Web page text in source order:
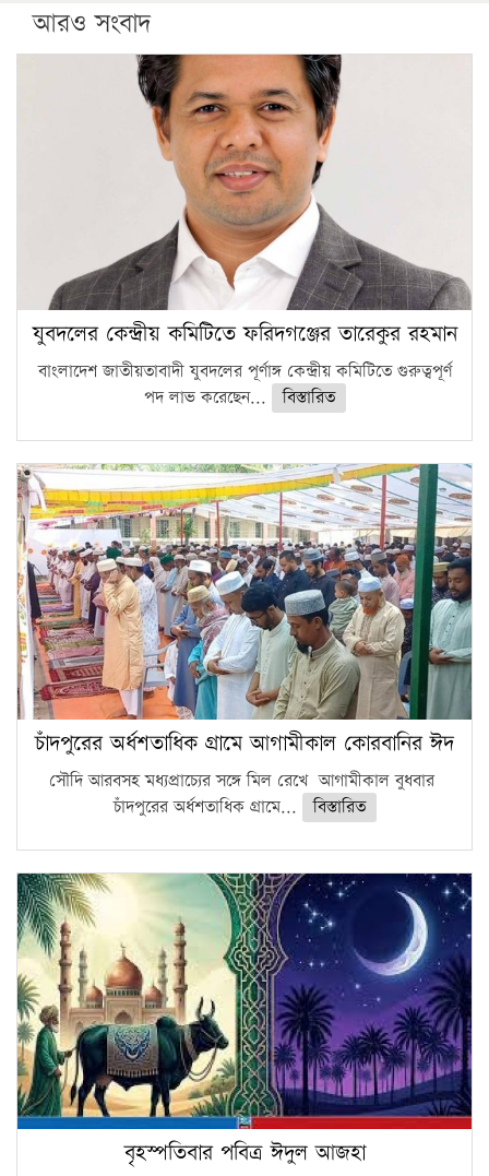
আরও সংবাদ
যুবদলের কেন্দ্রীয় কমিটিতে ফরিদগঞ্জের তারেকুর রহমান
বাংলাদেশ জাতীয়তাবাদী যুবদলের পূর্ণাঙ্গ কেন্দ্রীয় কমিটিতে গুরুত্বপূর্ণ
পদ লাভ করেছেন...
বিস্তারিত
চাঁদপুরের অর্ধশতাধিক গ্রামে আগামীকাল কোরবানির ঈদ
সৌদি আরবসহ মধ্যপ্রাচ্যের সঙ্গে মিল রেখে আগামীকাল বুধবার
চাঁদপুরের অর্ধশতাধিক গ্রামে...
বিস্তারিত
বৃহস্পতিবার পবিত্র ঈদুল আজহা